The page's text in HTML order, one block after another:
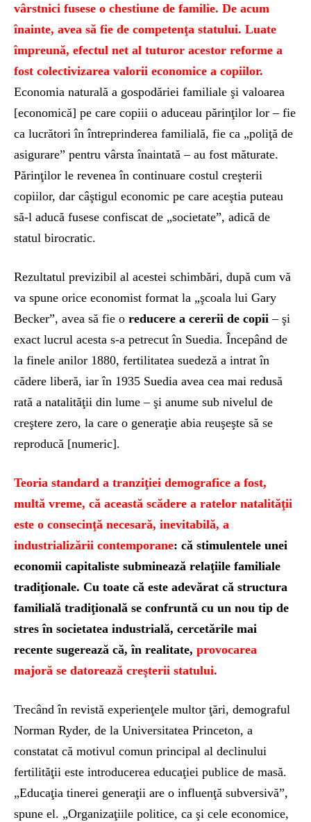
vârstnici fusese o chestiune de familie. De acum
înainte, avea să fie de competenţa statului. Luate
împreună, efectul net al tuturor acestor reforme a
fost colectivizarea valorii economice a copiilor.
Economia naturală a gospodăriei familiale şi valoarea
[economică] pe care copiii o aduceau părinţilor lor – fie
ca lucrători în întreprinderea familială, fie ca „poliţă de
asigurare” pentru vârsta înaintată – au fost măturate.
Părinţilor le revenea în continuare costul creşterii
copiilor, dar câştigul economic pe care aceştia puteau
să-l aducă fusese confiscat de „societate”, adică de
statul birocratic.
Rezultatul previzibil al acestei schimbări, după cum vă
va spune orice economist format la „şcoala lui Gary
Becker”, avea să fie o reducere a cererii de copii – şi
exact lucrul acesta s-a petrecut în Suedia. Începând de
la finele anilor 1880, fertilitatea suedeză a intrat în
cădere liberă, iar în 1935 Suedia avea cea mai redusă
rată a natalităţii din lume – şi anume sub nivelul de
creştere zero, la care o generaţie abia reuşeşte să se
reproducă [numeric].
Teoria standard a tranziţiei demografice a fost,
multă vreme, că această scădere a ratelor natalităţii
este o consecinţă necesară, inevitabilă, a
industrializării contemporane: că stimulentele unei
economii capitaliste subminează relaţiile familiale
tradiţionale. Cu toate că este adevărat că structura
familială tradiţională se confruntă cu un nou tip de
stres în societatea industrială, cercetările mai
recente sugerează că, în realitate, provocarea
majoră se datorează creşterii statului.
Trecând în revistă experienţele multor ţări, demograful
Norman Ryder, de la Universitatea Princeton, a
constatat că motivul comun principal al declinului
fertilităţii este introducerea educaţiei publice de masă.
„Educaţia tinerei generaţii are o influenţă subversivă”,
spune el. „Organizaţiile politice, ca şi cele economice,